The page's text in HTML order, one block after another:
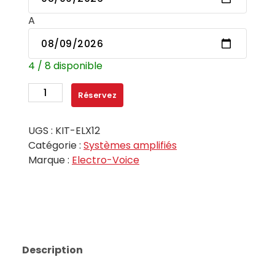
A
4 / 8 disponible
quantité
de
amplifiée
12
pouces
ELX200-
Réservez
UGS : KIT-ELX12
Catégorie : Systèmes amplifiés
Marque : Electro-Voice
Description